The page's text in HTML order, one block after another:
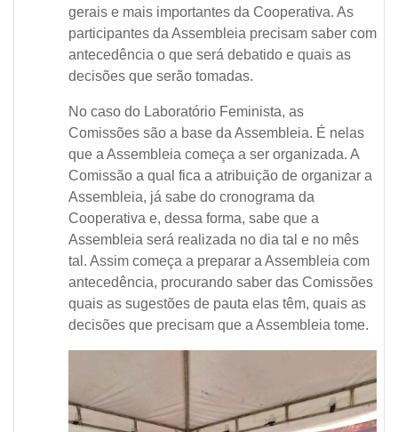
gerais e mais importantes da Cooperativa. As
participantes da Assembleia precisam saber com
antecedência o que será debatido e quais as
decisões que serão tomadas.
No caso do Laboratório Feminista, as
Comissões são a base da Assembleia. É nelas
que a Assembleia começa a ser organizada. A
Comissão a qual fica a atribuição de organizar a
Assembleia, já sabe do cronograma da
Cooperativa e, dessa forma, sabe que a
Assembleia será realizada no dia tal e no mês
tal. Assim começa a preparar a Assembleia com
antecedência, procurando saber das Comissões
quais as sugestões de pauta elas têm, quais as
decisões que precisam que a Assembleia tome.